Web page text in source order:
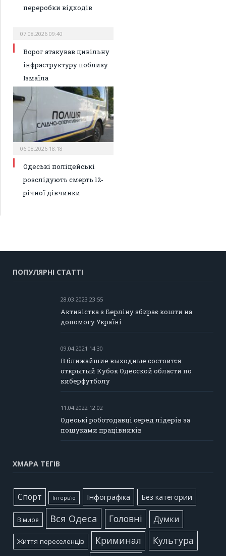
переробки відходів
07.08.2026 09:40
Ворог атакував цивільну
інфраструктуру поблизу
Ізмаїла
06.08.2026 18:18
Одеські поліцейські
розслідують смерть 12-
річної дівчинки
ПОПУЛЯРНІ СТАТТІ
28.03.2023 23:55
Активістка з Берліну збирає кошти на
допомогу Україні
09.04.2021 14:30
В ближайшие выходные состоится
открытый Кубок Одесской области по
киберфутболу
11.04.2022 12:02
Одеські роботодавці серед лідерів за
пошуками працівників
ХМАРА ТЕГІВ
Cпорт Інтерв'ю Інфографіка Без категории
В мире Вся Одеса Головні Думки
Життя переселенців Криминал Культура